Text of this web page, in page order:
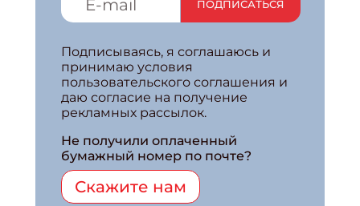
ПОДПИСАТЬСЯ
Подписываясь, я соглашаюсь и
принимаю условия
пользовательского соглашения и
даю согласие на получение
рекламных рассылок.
Не получили оплаченный
бумажный номер по почте?
Скажите нам